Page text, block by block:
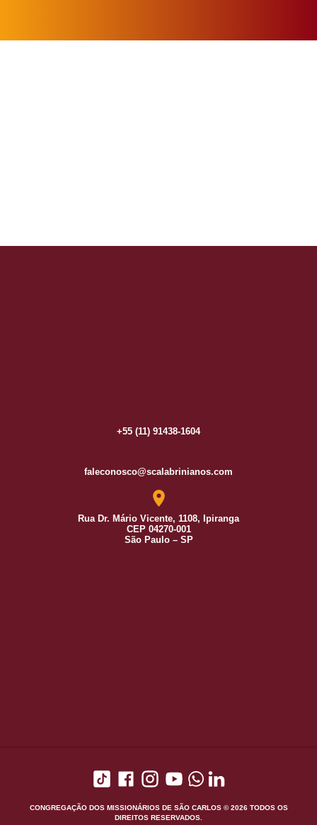
+55 (11) 91438-1604
faleconosco@scalabrinianos.com
Rua Dr. Mário Vicente, 1108, Ipiranga
CEP 04270-001
São Paulo – SP
CONGREGAÇÃO DOS MISSIONÁRIOS DE SÃO CARLOS © 2026 TODOS OS
DIREITOS RESERVADOS.